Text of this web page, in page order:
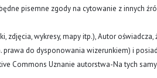
pisemne zgody na cytowanie z innych
zdjęcia, wykresy, mapy itp.), Autor
do dysponowania wizerunkiem) i
Commons Uznanie autorstwa-Na tych